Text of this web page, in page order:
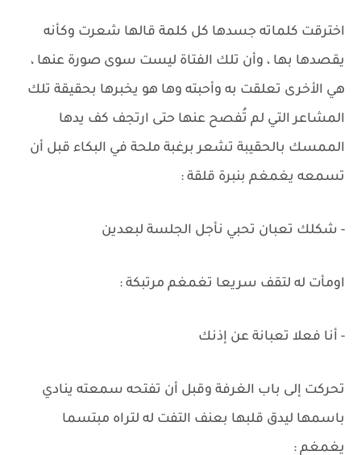
اخترقت كلماته جسدها كل كلمة قالها شعرت وكأنه
يقصدها بها ، وأن تلك الفتاة ليست سوى صورة عنها ،
هي الأخرى تعلقت به وأحبته وها هو يخبرها بحقيقة تلك
المشاعر التي لم تُفصح عنها حتى ارتجف كف يدها
الممسك بالحقيبة تشعر برغبة ملحة في البكاء قبل أن
تسمعه يغمغم بنبرة قلقة :
- شكلك تعبان تحبي نأجل الجلسة لبعدين
اومأت له لتقف سريعا تغمغم مرتبكة :
- أنا فعلا تعبانة عن إذنك
تحركت إلى باب الغرفة وقبل أن تفتحه سمعته ينادي
باسمها ليدق قلبها بعنف التفت له لتراه مبتسما
يغمغم :